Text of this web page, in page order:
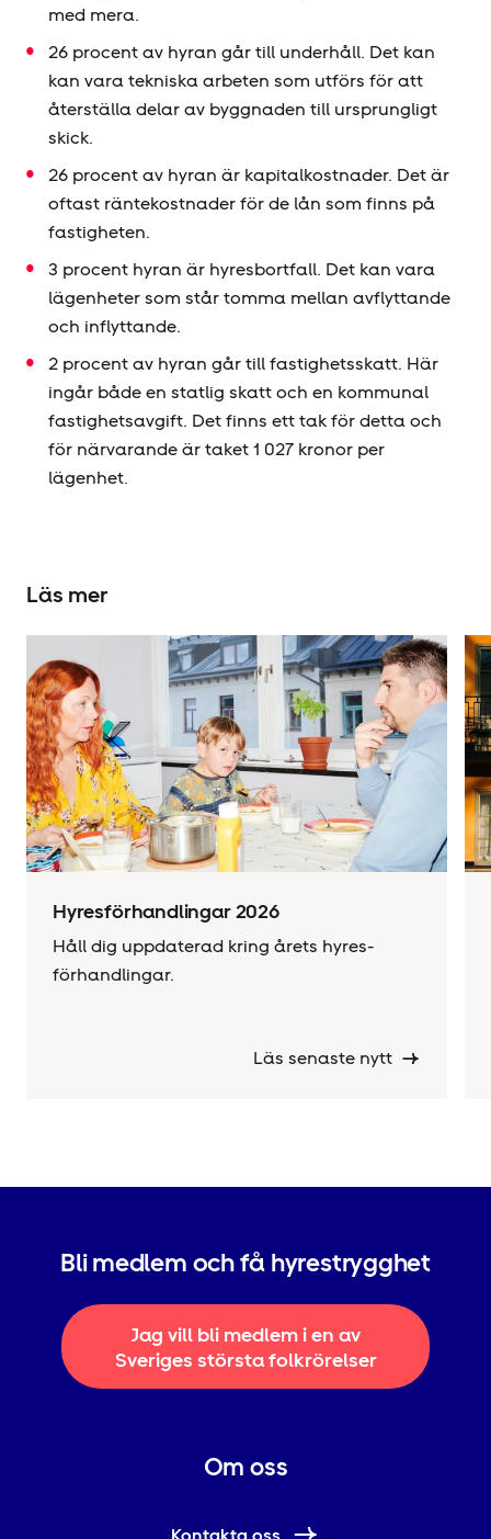
med mera.
26 procent av hyran går till underhåll. Det kan
kan vara tekniska arbeten som utförs för att
återställa delar av byggnaden till ursprungligt
skick.
26 procent av hyran är kapitalkostnader. Det är
oftast räntekostnader för de lån som finns på
fastigheten.
3 procent hyran är hyresbortfall. Det kan vara
lägenheter som står tomma mellan avflyttande
och inflyttande.
2 procent av hyran går till fastighetsskatt. Här
ingår både en statlig skatt och en kommunal
fastighetsavgift. Det finns ett tak för detta och
för närvarande är taket 1 027 kronor per
lägenhet.
Läs mer
Hyres­förhandlingar 2026
Håll dig uppdaterad kring årets hyres­
förhandlingar.
Läs senaste nytt
Bli medlem och få hyrestrygghet
Jag vill bli medlem i en av
Sveriges största folkrörelser
Om oss